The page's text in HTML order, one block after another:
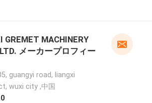
GREMET MACHINERY
メーカープロフィー
guangyi road, liangxi
wuxi city ,中国